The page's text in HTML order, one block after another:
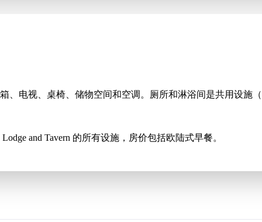
、电视、桌椅、储物空间和空调。厕所和淋浴间是共用设施
and Tavern 的所有设施，房价包括欧陆式早餐。